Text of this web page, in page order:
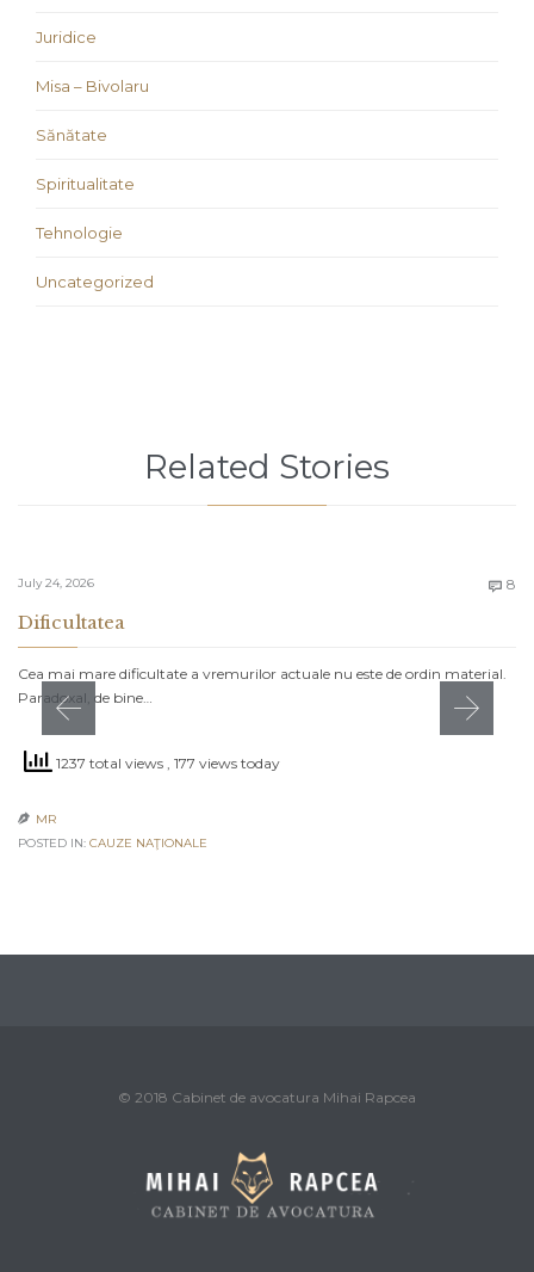
Juridice
Misa – Bivolaru
Sănătate
Spiritualitate
Tehnologie
Uncategorized
Related Stories
July 24, 2026  8
Dificultatea
Cea mai mare dificultate a vremurilor actuale nu este de ordin material.
Paradoxal, de bine…
1237 total views , 177 views today
 MR
POSTED IN: CAUZE NAŢIONALE
© 2018 Cabinet de avocatura Mihai Rapcea